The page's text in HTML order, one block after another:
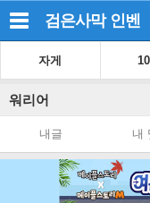
검은사막 인벤
자게
워리어
내글 내